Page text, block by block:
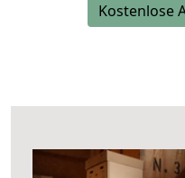
Kostenlose